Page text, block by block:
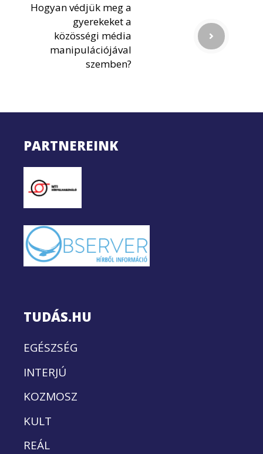
Hogyan védjük meg a
gyerekeket a
közösségi média
manipulációjával
szemben?
PARTNEREINK
TUDÁS.HU
EGÉSZSÉG
INTERJÚ
KOZMOSZ
KULT
REÁL